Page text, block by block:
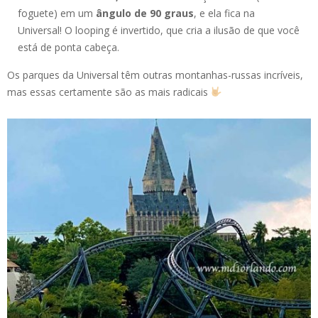
foguete) em um ângulo de 90 graus, e ela fica na
Universal! O looping é invertido, que cria a ilusão de que você
está de ponta cabeça.
Os parques da Universal têm outras montanhas-russas incríveis,
mas essas certamente são as mais radicais